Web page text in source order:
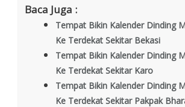
Baca Juga :
Tempat Bikin Kalender Dinding
Ke Terdekat Sekitar Bekasi
Tempat Bikin Kalender Dinding
Ke Terdekat Sekitar Karo
Tempat Bikin Kalender Dinding
Ke Terdekat Sekitar Pakpak